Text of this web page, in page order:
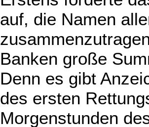
auf, die Namen
Banken große
Denn es gibt
des ersten
Morgenstunden